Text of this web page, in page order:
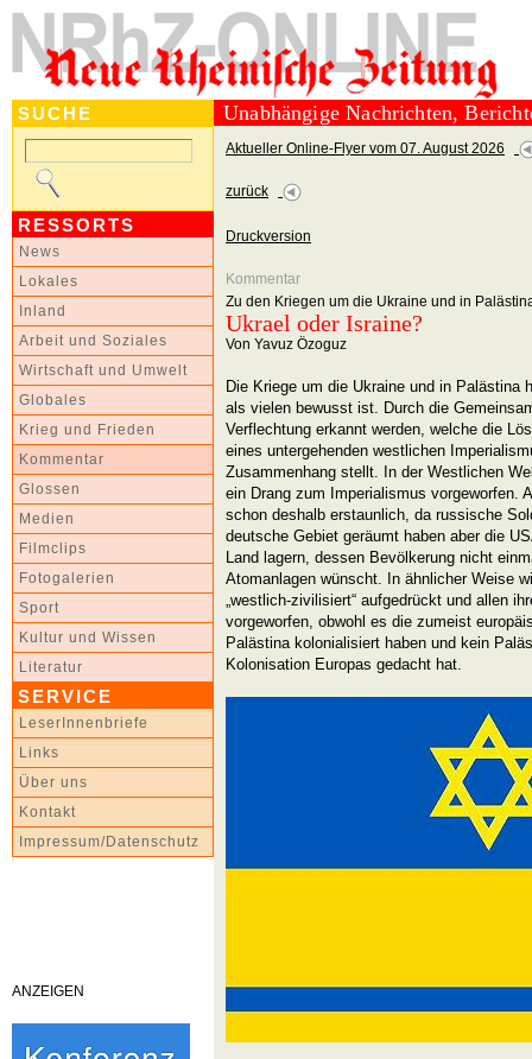
SUCHE
RESSORTS
News
Lokales
Inland
Arbeit und Soziales
Wirtschaft und Umwelt
Globales
Krieg und Frieden
Kommentar
Glossen
Medien
Filmclips
Fotogalerien
Sport
Kultur und Wissen
Literatur
SERVICE
LeserInnenbriefe
Links
Über uns
Kontakt
Impressum/Datenschutz
ANZEIGEN
Unabhängige Nachrichten,
Aktueller Online-Flyer vom 07. August 2026
zurück
Druckversion
Kommentar
Zu den Kriegen um die Ukraine und in
Ukrael oder Israine?
Von Yavuz Özoguz
Die Kriege um die Ukraine und in Palästina
als vielen bewusst ist. Durch die
Verflechtung erkannt werden, welche die
eines untergehenden westlichen
Zusammenhang stellt. In der Westlichen
ein Drang zum Imperialismus vorgeworfen.
schon deshalb erstaunlich, da russische
deutsche Gebiet geräumt haben aber die
Land lagern, dessen Bevölkerung nicht
Atomanlagen wünscht. In ähnlicher Weise
„westlich-zivilisiert“ aufgedrückt und allen
vorgeworfen, obwohl es die zumeist
Palästina kolonialisiert haben und kein
Kolonisation Europas gedacht hat.